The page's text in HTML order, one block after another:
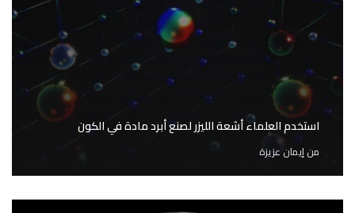
استخدم العلماء أشعة الليزر لصنع أبرد مادة في الكون
منإيمان عزيزة